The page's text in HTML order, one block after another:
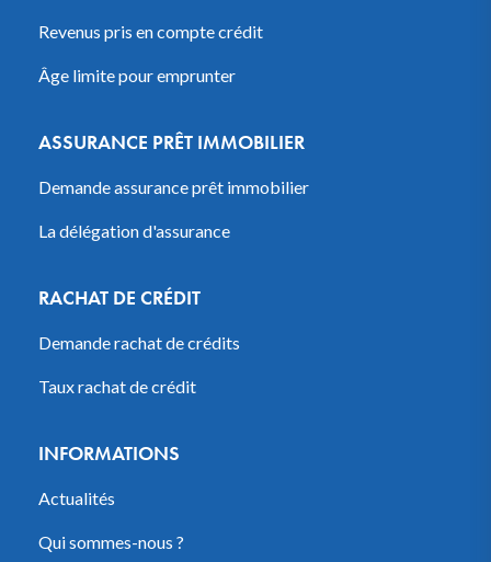
Revenus pris en compte crédit
Âge limite pour emprunter
ASSURANCE PRÊT IMMOBILIER
Demande assurance prêt immobilier
La délégation d'assurance
RACHAT DE CRÉDIT
Demande rachat de crédits
Taux rachat de crédit
INFORMATIONS
Actualités
Qui sommes-nous ?